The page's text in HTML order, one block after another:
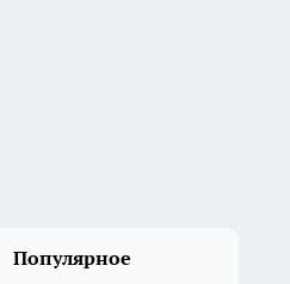
Популярное